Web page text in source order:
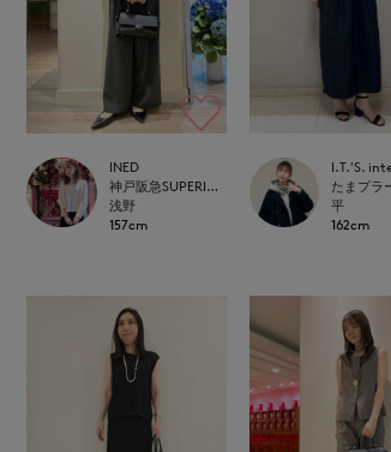
INED
神戸阪急SUPERIORCLOSET
浅野
157cm
平
162cm